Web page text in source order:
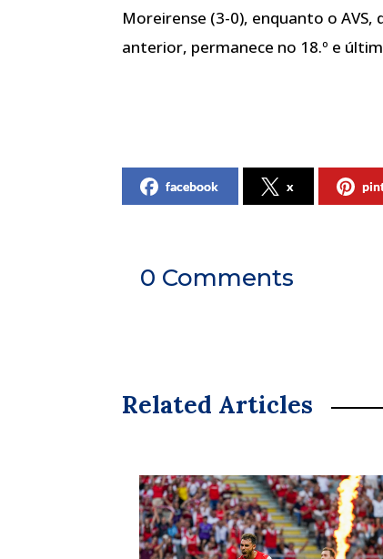
Moreirense (3-0), enquanto o
anterior, permanece no 18.º e
facebook x
0 Comments
Related Articles